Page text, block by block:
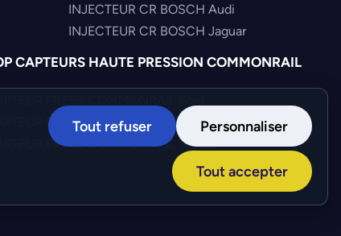
INJECTEUR CR BOSCH Audi
INJECTEUR CR BOSCH Jaguar
CAPTEURS HAUTE PRESSION COMMONRAIL
PRESS COMMONRAIL Nissan
PRESS COMMONRAIL Toyota
Création :
Tout refuser Personnaliser
Tout accepter